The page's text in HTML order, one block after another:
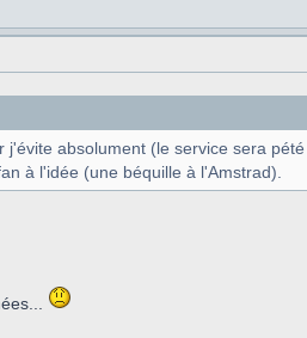
absolument (le service sera
à l'idée (une béquille à l'Amstrad).